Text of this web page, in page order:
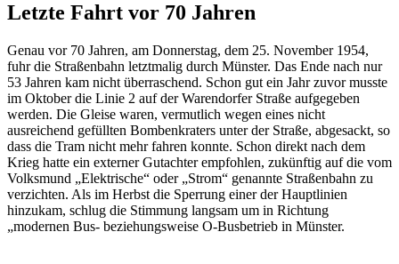
Letzte Fahrt vor 70 Jahren
Genau vor 70 Jahren, am Donnerstag, dem 25. November 1954,
fuhr die Straßenbahn letztmalig durch Münster. Das Ende nach nur
53 Jahren kam nicht überraschend. Schon gut ein Jahr zuvor musste
im Oktober die Linie 2 auf der Warendorfer Straße aufgegeben
werden. Die Gleise waren, vermutlich wegen eines nicht
ausreichend gefüllten Bombenkraters unter der Straße, abgesackt, so
dass die Tram nicht mehr fahren konnte. Schon direkt nach dem
Krieg hatte ein externer Gutachter empfohlen, zukünftig auf die vom
Volksmund „Elektrische“ oder „Strom“ genannte Straßenbahn zu
verzichten. Als im Herbst die Sperrung einer der Hauptlinien
hinzukam, schlug die Stimmung langsam um in Richtung
„modernen Bus- beziehungsweise O-Busbetrieb in Münster.